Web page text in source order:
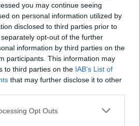
you may continue seeing
on personal information utilized by
disclosed to third parties prior to
opt-out of the further
information by third parties on the
participants. This information may
to third parties on the IAB’s List of
that may further disclose it to other
app uses one or more Google
Opt Outs
után átgondolná,
Amerika NATO-